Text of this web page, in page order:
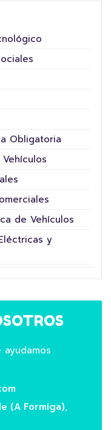
Obligatoria
de Vehículos
y
(A Formiga),